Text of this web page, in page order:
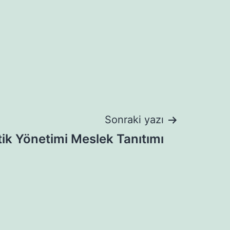
Sonraki yazı
Yönetimi Meslek Tanıtımı